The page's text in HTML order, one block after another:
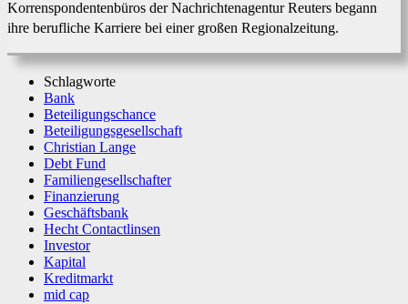
Korrenspondentenbüros der Nachrichtenagentur Reuters begann
ihre berufliche Karriere bei einer großen Regionalzeitung.
Schlagworte
Bank
Beteiligungschance
Beteiligungsgesellschaft
Christian Lange
Debt Fund
Familiengesellschafter
Finanzierung
Geschäftsbank
Hecht Contactlinsen
Investor
Kapital
Kreditmarkt
mid cap